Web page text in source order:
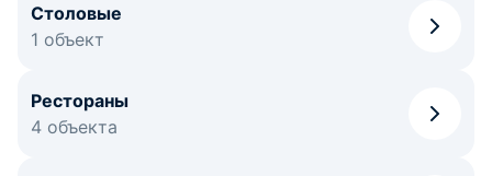
Столовые
1 объект
Рестораны
4 объекта